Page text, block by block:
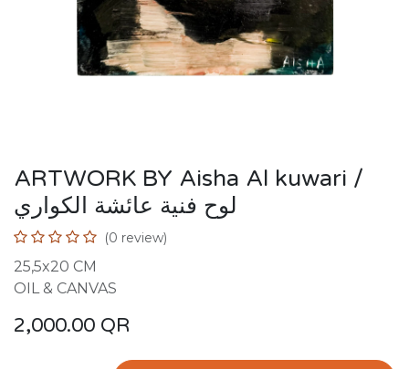
ARTWORK BY Aisha Al kuwari /
لوح فنية عائشة الكواري
(0 review)
25,5x20 CM
OIL & CANVAS
2,000.00 QR